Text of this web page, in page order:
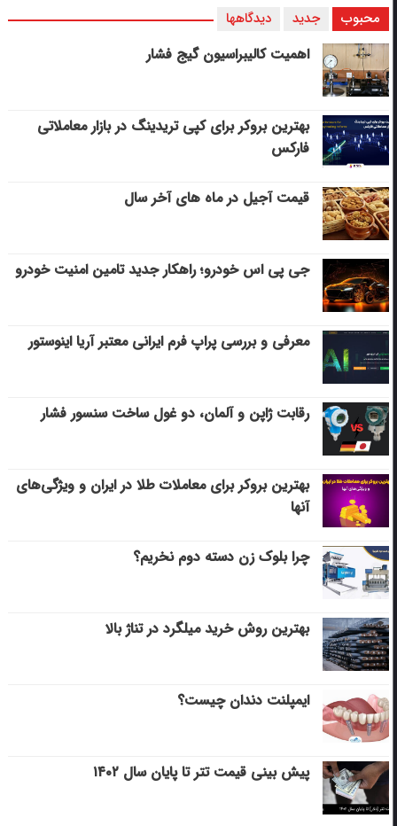
محبوب جدید دیدگاهها
اهمیت کالیبراسیون گیج فشار
بهترین بروکر برای کپی‌ تریدینگ در بازار معاملاتی
فارکس
قیمت آجیل در ماه های آخر سال
جی پی اس خودرو؛ راهکار جدید تامین امنیت خودرو
معرفی و بررسی پراپ فرم ایرانی معتبر آریا اینوستور
رقابت ژاپن و آلمان، دو غول ساخت سنسور فشار
بهترین بروکر برای معاملات طلا در ایران و ویژگی‌های
آنها
چرا بلوک زن دسته دوم نخریم؟
بهترین روش خرید میلگرد در تناژ بالا
ایمپلنت دندان چیست؟
پیش بینی قیمت تتر تا پایان سال ۱۴۰۲